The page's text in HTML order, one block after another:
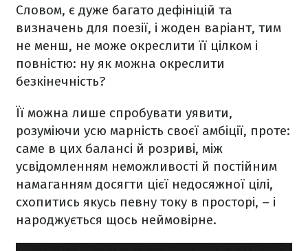
Словом, є дуже багато дефініцій та
визначень для поезії, і жоден варіант, тим
не менш, не може окреслити її цілком і
повністю: ну як можна окреслити
безкінечність?
Її можна лише спробувати уявити,
розуміючи усю марність своєї амбіції, проте:
саме в цих балансі й розриві, між
усвідомленням неможливості й постійним
намаганням досягти цієї недосяжної цілі,
схопитись якусь певну току в просторі, – і
народжується щось неймовірне.